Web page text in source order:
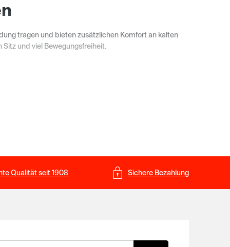
tragen und bieten zusätzlichen Komfort an kalten
und viel Bewegungsfreiheit.
die dich zuverlässig durch die kältere Jahreszeit
langen Unterhosen überzeugen durch hochwertige
mit funktionalen Essentials für Herbst und Winter.
Qualität seit 1908 Sichere Bezahlung